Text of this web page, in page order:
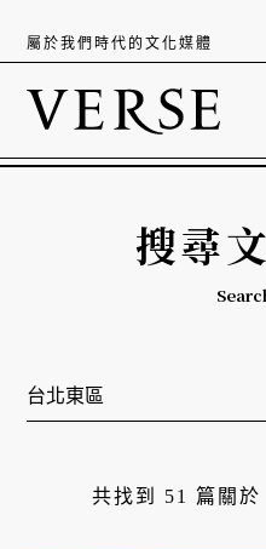
屬於我們時代的文化媒體
搜尋
共找到 51 篇關於